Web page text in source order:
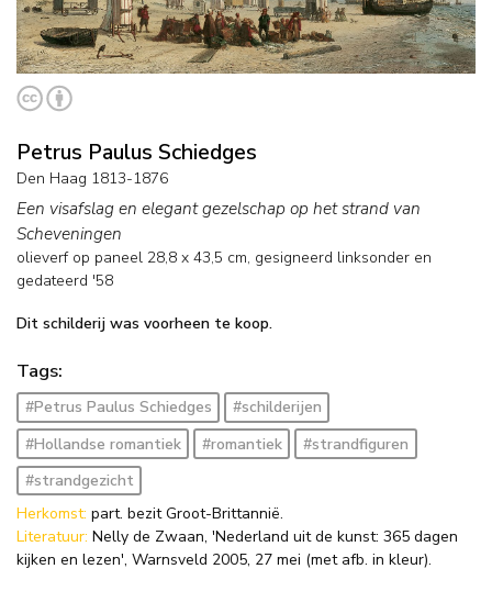
Petrus Paulus Schiedges
Den Haag 1813-1876
Een visafslag en elegant gezelschap op het strand van
Scheveningen
olieverf op paneel 28,8 x 43,5 cm, gesigneerd linksonder en
gedateerd '58
Dit schilderij was voorheen te koop.
Tags:
#Petrus Paulus Schiedges
#schilderijen
#Hollandse romantiek
#romantiek
#strandfiguren
#strandgezicht
Herkomst: part. bezit Groot-Brittannië.
Literatuur: Nelly de Zwaan, 'Nederland uit de kunst: 365 dagen
kijken en lezen', Warnsveld 2005, 27 mei (met afb. in kleur).